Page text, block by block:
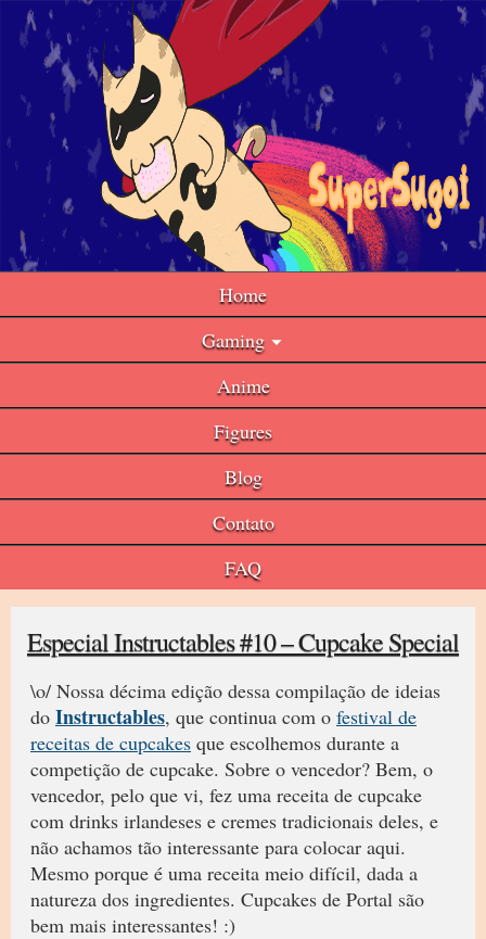
Home
Gaming
Anime
Figures
Blog
Contato
FAQ
Especial Instructables #10 – Cupcake Special
\o/ Nossa décima edição dessa compilação de ideias
do Instructables, que continua com o festival de
receitas de cupcakes que escolhemos durante a
competição de cupcake. Sobre o vencedor? Bem, o
vencedor, pelo que vi, fez uma receita de cupcake
com drinks irlandeses e cremes tradicionais deles, e
não achamos tão interessante para colocar aqui.
Mesmo porque é uma receita meio difícil, dada a
natureza dos ingredientes. Cupcakes de Portal são
bem mais interessantes! :)